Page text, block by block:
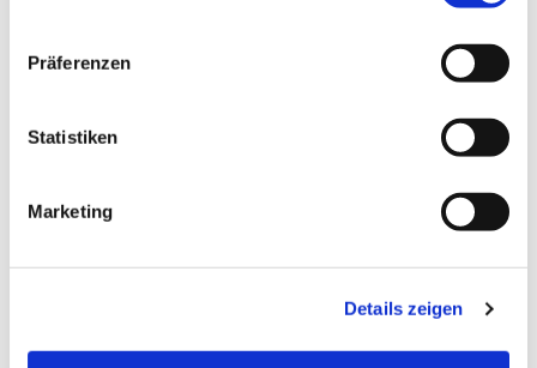
Präferenzen
Statistiken
Marketing
Details zeigen